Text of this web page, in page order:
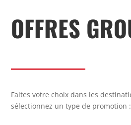
OFFRES
Faites votre choix dans les
sélectionnez un type de promotion :